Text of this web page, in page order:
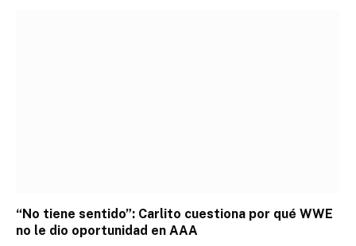
“No tiene sentido”: Carlito cuestiona por qué WWE
no le dio oportunidad en AAA